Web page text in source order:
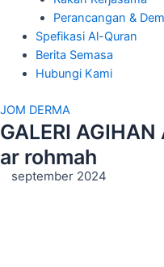
Perancangan &
Spefikasi Al-Quran
Berita Semasa
Hubungi Kami
JOM DERMA
GALERI
ar rohmah
september 2024